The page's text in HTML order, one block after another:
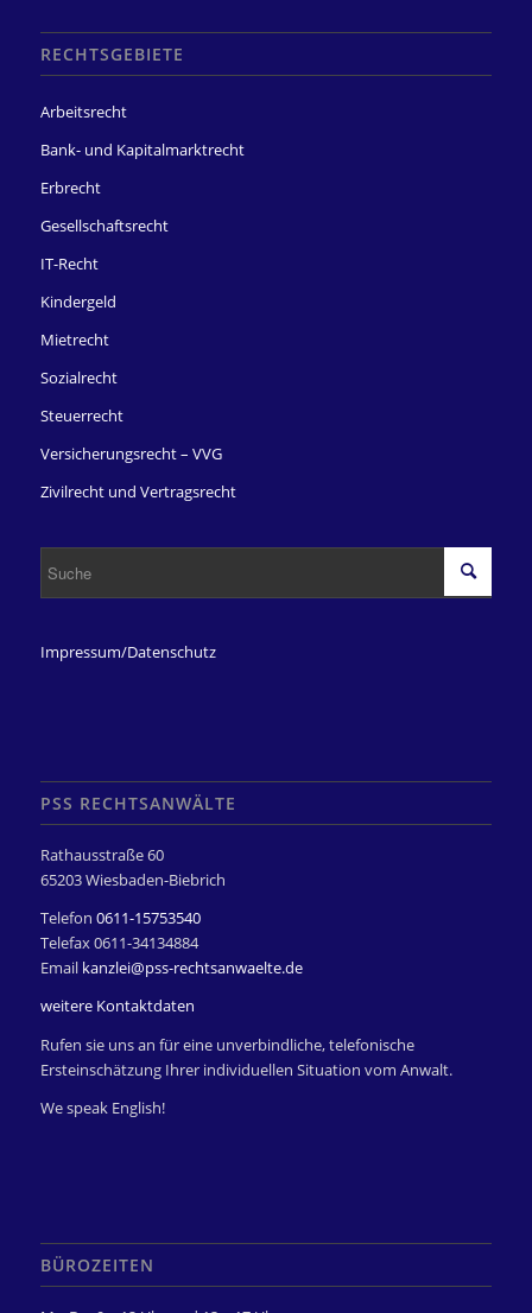
RECHTSGEBIETE
Arbeitsrecht
Bank- und Kapitalmarktrecht
Erbrecht
Gesellschaftsrecht
IT-Recht
Kindergeld
Mietrecht
Sozialrecht
Steuerrecht
Versicherungsrecht – VVG
Zivilrecht und Vertragsrecht
Impressum/Datenschutz
PSS RECHTSANWÄLTE
Rathausstraße 60
65203 Wiesbaden-Biebrich
Telefon 0611-15753540
Telefax 0611-34134884
Email kanzlei@pss-rechtsanwaelte.de
weitere Kontaktdaten
Rufen sie uns an für eine unverbindliche, telefonische
Ersteinschätzung Ihrer individuellen Situation vom Anwalt.
We speak English!
BÜROZEITEN